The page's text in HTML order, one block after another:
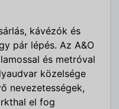
kávézók és
pár lépés. Az A&O
és metróval
közelsége
nevezetességek,
el fog